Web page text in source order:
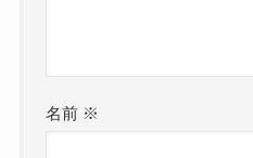
名前 ※